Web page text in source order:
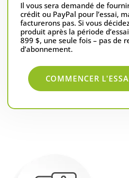
Il vous sera demandé de
crédit ou PayPal pour l’essai,
facturerons pas. Si vous
produit après la période
899 $, une seule fois – pas de
d’abonnement.
COMMENCER